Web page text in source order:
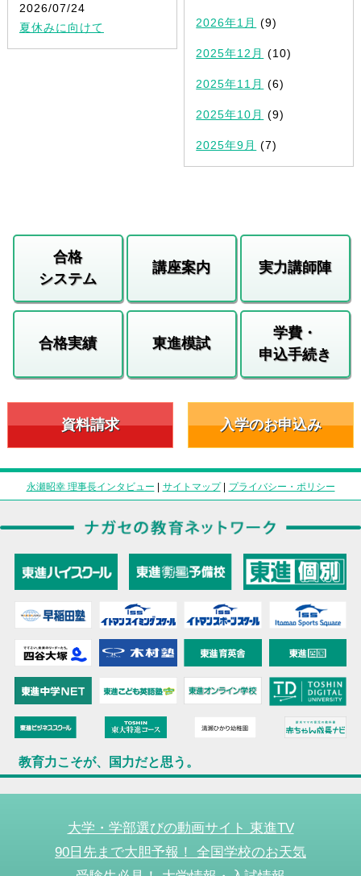
2026/07/24
夏休みに向けて
2026年1月 (9)
2025年12月 (10)
2025年11月 (6)
2025年10月 (9)
2025年9月 (7)
合格
システム
講座案内 実力講師陣
合格実績 東進模試
学費・
申込手続き
資料請求 入学のお申込み
永瀬昭幸 理事長インタビュー | サイトマップ| プライバシー・ポリシー
教育力こそが、国力だと思う。
大学・学部選びの動画サイト 東進TV
90日先まで大胆予報！ 全国学校のお天気